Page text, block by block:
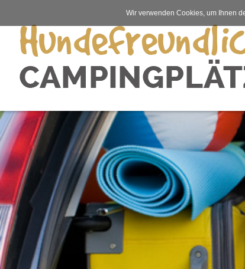
Wir verwenden Cookies, um Ihnen